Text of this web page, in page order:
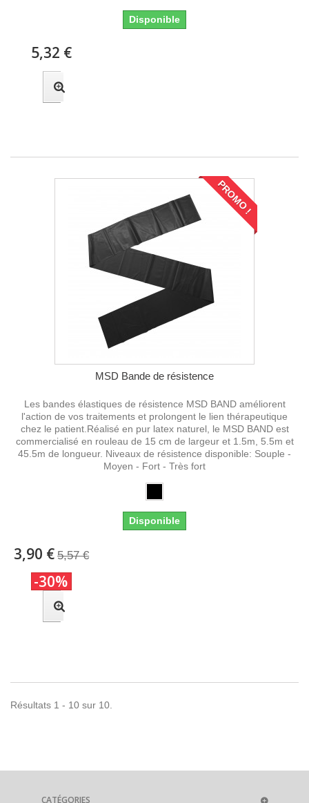
Disponible
5,32 €
PROMO !
MSD Bande de résistence
Les bandes élastiques de résistence MSD BAND améliorent
l'action de vos traitements et prolongent le lien thérapeutique
chez le patient.Réalisé en pur latex naturel, le MSD BAND est
commercialisé en rouleau de 15 cm de largeur et 1.5m, 5.5m et
45.5m de longueur. Niveaux de résistence disponible: Souple -
Moyen - Fort - Très fort
Disponible
3,90 € 5,57 €
-30%
Résultats 1 - 10 sur 10.
CATÉGORIES